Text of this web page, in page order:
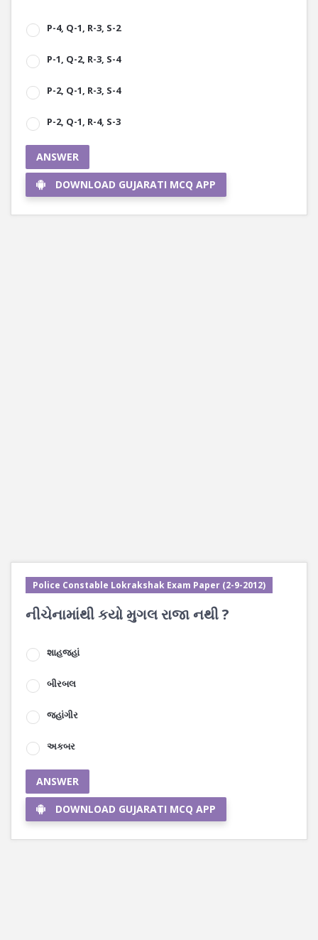
P-4, Q-1, R-3, S-2
P-1, Q-2, R-3, S-4
P-2, Q-1, R-3, S-4
P-2, Q-1, R-4, S-3
ANSWER
DOWNLOAD GUJARATI MCQ APP
Police Constable Lokrakshak Exam Paper (2-9-2012)
નીચેનામાંથી કયો મુગલ રાજા નથી ?
શાહજહાં
બીરબલ
જહાંગીર
અકબર
ANSWER
DOWNLOAD GUJARATI MCQ APP